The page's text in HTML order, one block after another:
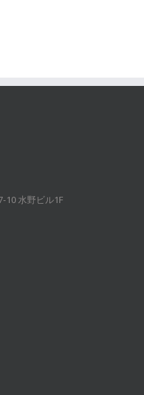
10 水野ビル1F